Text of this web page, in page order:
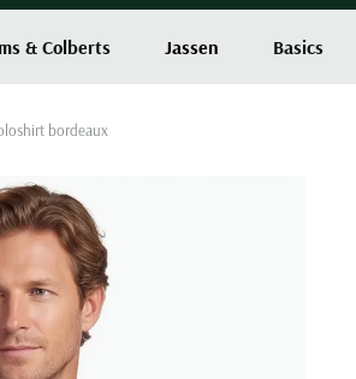
& Colberts Jassen Basics
bordeaux